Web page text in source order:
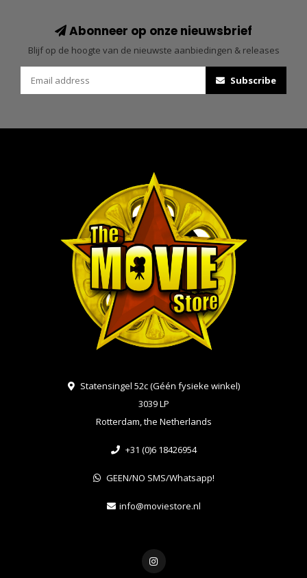
Abonneer op onze nieuwsbrief
Blijf op de hoogte van de nieuwste aanbiedingen & releases
Subscribe
Statensingel 52c (Géén fysieke winkel)
3039 LP
Rotterdam, the Netherlands
+31 (0)6 18426954
GEEN/NO SMS/Whatsapp!
info@moviestore.nl